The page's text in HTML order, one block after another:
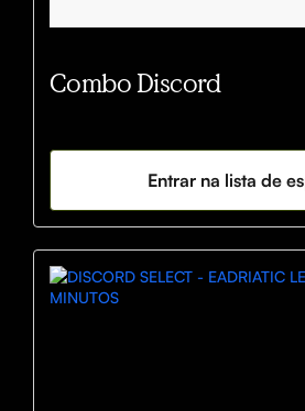
Combo Discord
Entrar na lista de